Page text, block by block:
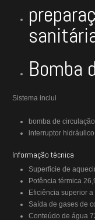
Bomba
Sistema inclui
bomba de
interruptor
Informação técnica
Superfície de
Potência térmica
Eficiência superior a
Saída de gases de
Conteúdo de água